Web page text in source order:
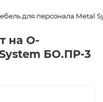
для персонала Metal
на О-
БО.ПР-3